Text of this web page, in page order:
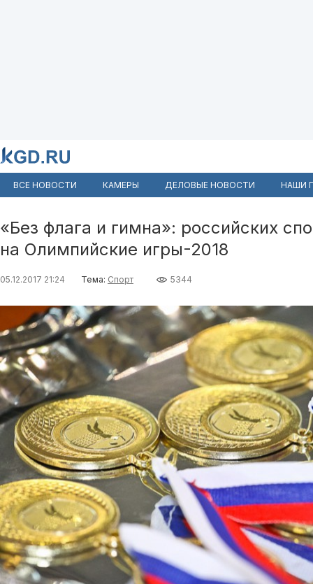
ВСЕ НОВОСТИ КАМЕРЫ ДЕЛОВЫЕ НОВОСТИ НАШИ
«Без флага и гимна»: российских
на Олимпийские игры-2018
05.12.2017 21:24 Тема: Спорт 5344